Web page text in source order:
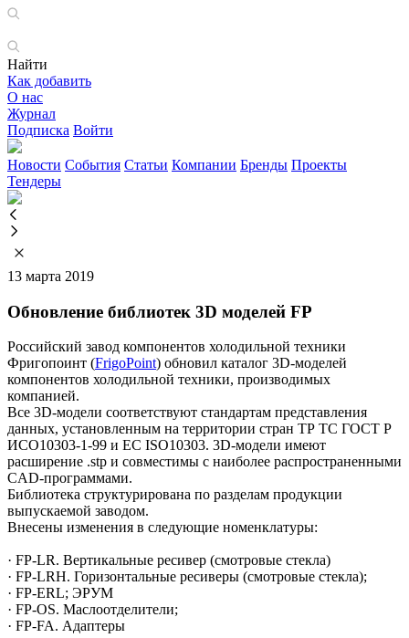
Найти
Как добавить
О нас
Журнал
Подписка Войти
Новости События Статьи Компании Бренды Проекты
Тендеры
13 марта 2019
Обновление библиотек 3D моделей FP
Российский завод компонентов холодильной техники
Фригопоинт (FrigoPoint) обновил каталог 3D-моделей
компонентов холодильной техники, производимых
компанией.
Все 3D-модели соответствуют стандартам представления
данных, установленным на территории стран ТР ТС ГОСТ Р
ИСО10303-1-99 и ЕС ISO10303. 3D-модели имеют
расширение .stp и совместимы с наиболее распространенными
CAD-программами.
Библиотека структурирована по разделам продукции
выпускаемой заводом.
Внесены изменения в следующие номенклатуры:
· FP-LR. Вертикальные ресивер (смотровые стекла)
· FP-LRH. Горизонтальные ресиверы (смотровые стекла);
· FP-ERL; ЭРУМ
· FP-OS. Маслоотделители;
· FP-FA. Адаптеры